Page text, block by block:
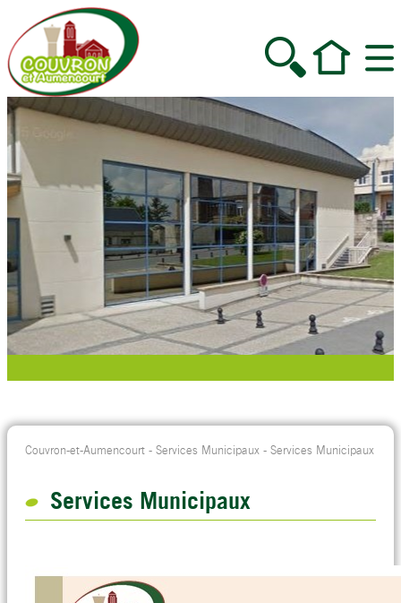
Couvron-et-Aumencourt - Services Municipaux - Services Municipaux
Services Municipaux